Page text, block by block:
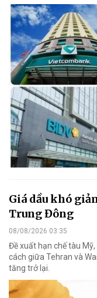
Giá dầu khó
Trung Đông
08/08/2026 03:35
Đề xuất hạn chế tàu
cách giữa Tehran và
tăng trở lại.